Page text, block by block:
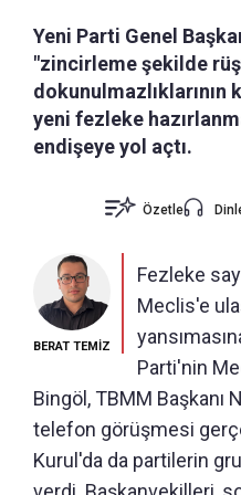
Yeni Parti Genel
"zincirleme şekilde
dokunulmazlıklarının
yeni fezleke
endişeye yol açtı.
Özetle
BERAT TEMİZ
Fezleke
Meclis'e
Parti'nin
Bingöl, TBMM Başkanı
telefon görüşmesi
Kurul'da da partilerin